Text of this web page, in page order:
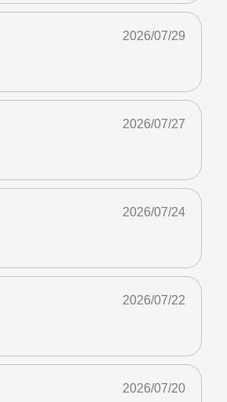
2026/07/29
2026/07/27
2026/07/24
2026/07/22
2026/07/20